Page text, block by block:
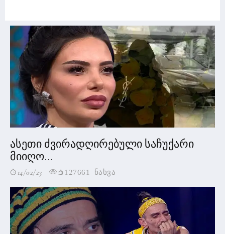
ასეთი ძვირადღირებული საჩუქარი
მიიღო...
14/02/23 127661 ნახვა